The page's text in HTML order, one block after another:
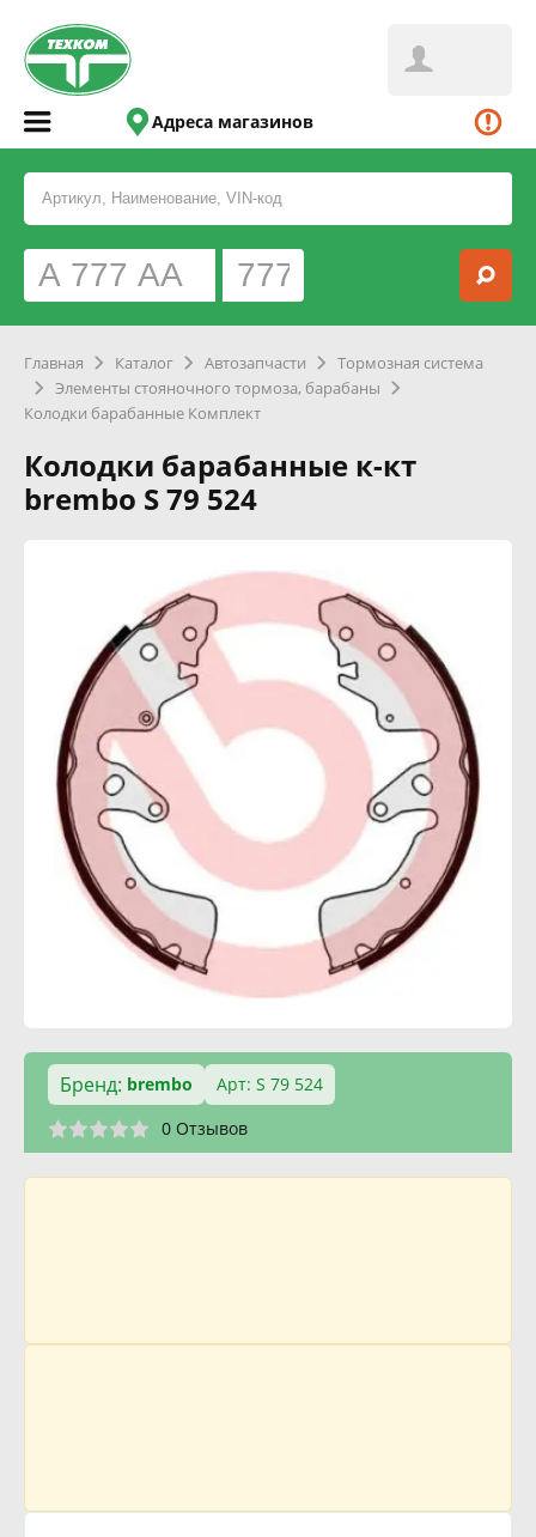
Адреса магазинов
Главная Каталог Автозапчасти
Тормозная система
Элементы стояночного тормоза, барабаны
Колодки барабанные Комплект
Колодки барабанные к-кт
brembo S 79 524
Бренд: brembo
Арт: S 79 524
0 Отзывов